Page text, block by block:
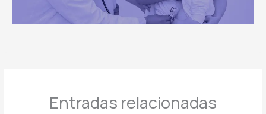
Entradas relacionadas